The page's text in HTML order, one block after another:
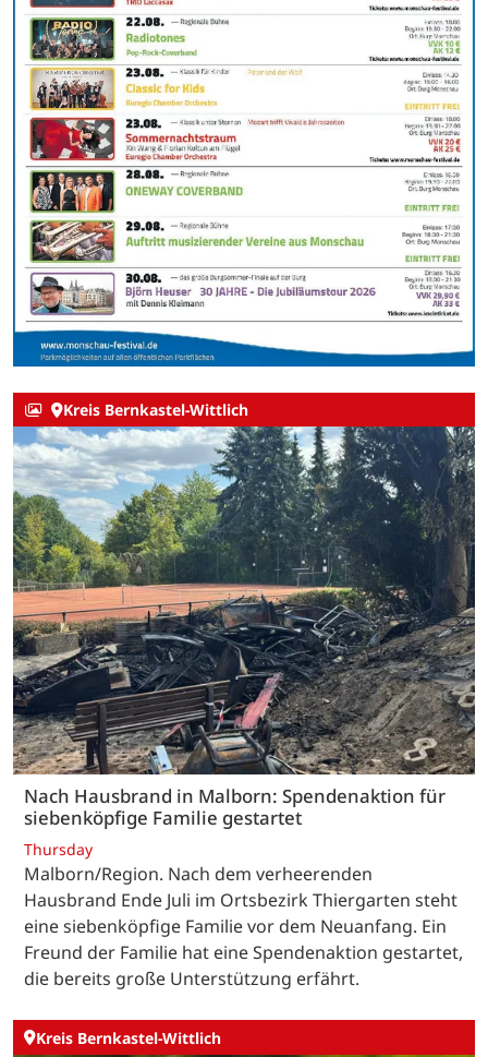
Kreis Bernkastel-Wittlich
Nach Hausbrand in Malborn: Spendenaktion für
siebenköpfige Familie gestartet
Thursday
Malborn/Region. Nach dem verheerenden
Hausbrand Ende Juli im Ortsbezirk Thiergarten steht
eine siebenköpfige Familie vor dem Neuanfang. Ein
Freund der Familie hat eine Spendenaktion gestartet,
die bereits große Unterstützung erfährt.
Kreis Bernkastel-Wittlich